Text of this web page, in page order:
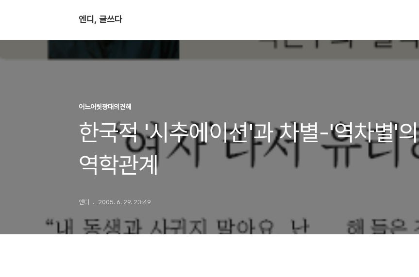
엔디, 글쓰다
어느어릿광대의견해
한국적 '시추에이션'과 차별-'역차별'의
역학관계
엔디 2005. 6. 29. 23:49